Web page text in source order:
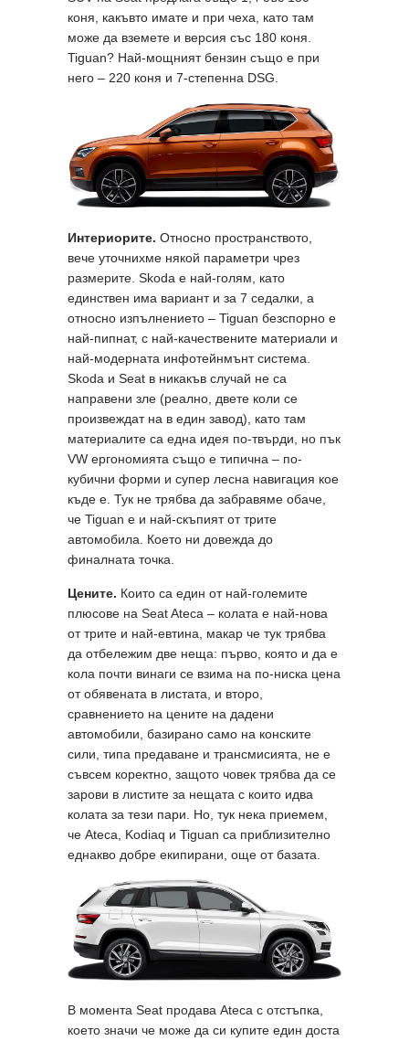
коня, какъвто имате и при чеха, като там
може да вземете и версия със 180 коня.
Tiguan? Най-мощният бензин също е при
него – 220 коня и 7-степенна DSG.
Интериорите. Относно пространството,
вече уточнихме някой параметри чрез
размерите. Skoda е най-голям, като
единствен има вариант и за 7 седалки, а
относно изпълнението – Tiguan безспорно е
най-пипнат, с най-качествените материали и
най-модерната инфотейнмънт система.
Skoda и Seat в никакъв случай не са
направени зле (реално, двете коли се
произвеждат на в един завод), като там
материалите са една идея по-твърди, но пък
VW ергономията също е типична – по-
кубични форми и супер лесна навигация кое
къде е. Тук не трябва да забравяме обаче,
че Tiguan е и най-скъпият от трите
автомобила. Което ни довежда до
финалната точка.
Цените. Които са един от най-големите
плюсове на Seat Ateca – колата е най-нова
от трите и най-евтина, макар че тук трябва
да отбележим две неща: първо, която и да е
кола почти винаги се взима на по-ниска цена
от обявената в листата, и второ,
сравнението на цените на дадени
автомобили, базирано само на конските
сили, типа предаване и трансмисията, не е
съвсем коректно, защото човек трябва да се
зарови в листите за нещата с които идва
колата за тези пари. Но, тук нека приемем,
че Ateca, Kodiaq и Tiguan са приблизително
еднакво добре екипирани, още от базата.
В момента Seat продава Ateca с отстъпка,
което значи че може да си купите един доста